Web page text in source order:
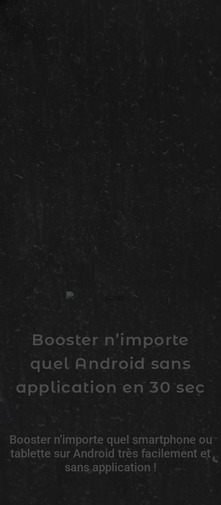
Booster n’importe
quel Android sans
application en 30 sec
Booster n’importe quel smartphone ou
tablette sur Android très facilement et
sans application !